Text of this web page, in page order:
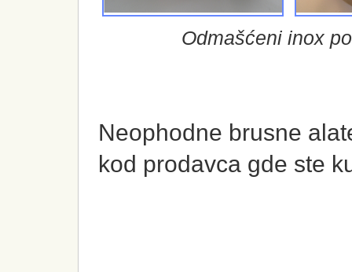
Odmašćeni inox
Neophodne brusne
kod prodavca gde ste